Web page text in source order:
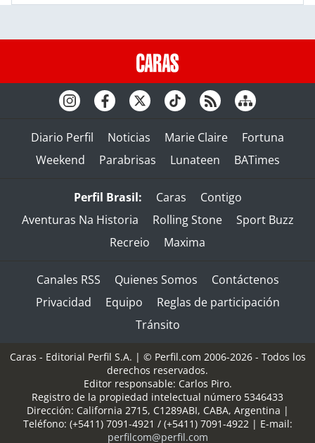
Diario Perfil Noticias Marie Claire
Fortuna
Weekend
Parabrisas Lunateen BATimes
Perfil Brasil: Caras
Contigo
Aventuras Na Historia
Rolling Stone
Sport Buzz
Recreio
Maxima
Canales RSS Quienes Somos
Contáctenos
Privacidad
Equipo
Reglas de participación
Tránsito
Caras - Editorial Perfil S.A. | © Perfil.com 2006-2026 - Todos los
derechos reservados.
Editor responsable: Carlos Piro.
Registro de la propiedad intelectual número 5346433
Dirección: California 2715, C1289ABI, CABA, Argentina |
Teléfono: (+5411) 7091-4921 / (+5411) 7091-4922| E-mail:
perfilcom@perfil.com